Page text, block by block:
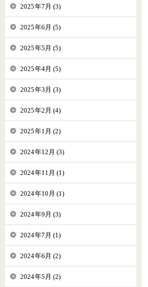
2025年7月 (3)
2025年6月 (5)
2025年5月 (5)
2025年4月 (5)
2025年3月 (3)
2025年2月 (4)
2025年1月 (2)
2024年12月 (3)
2024年11月 (1)
2024年10月 (1)
2024年9月 (3)
2024年7月 (1)
2024年6月 (2)
2024年5月 (2)